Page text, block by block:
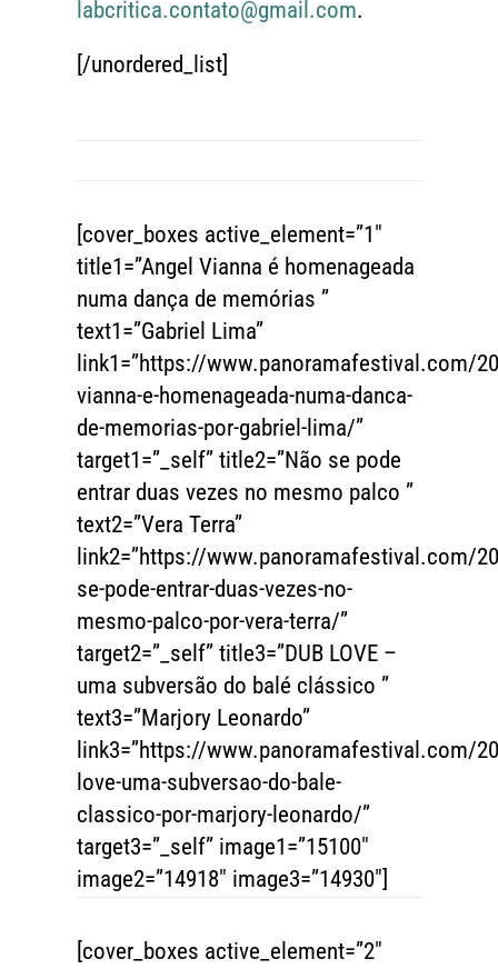
labcritica.contato@gmail.com.
[/unordered_list]
[cover_boxes active_element=”1″
title1=”Angel Vianna é homenageada
numa dança de memórias ”
text1=”Gabriel Lima”
link1=”https://www.panoramafestival.com/
vianna-e-homenageada-numa-danca-
de-memorias-por-gabriel-lima/”
target1=”_self” title2=”Não se pode
entrar duas vezes no mesmo palco ”
text2=”Vera Terra”
link2=”https://www.panoramafestival.com/
se-pode-entrar-duas-vezes-no-
mesmo-palco-por-vera-terra/”
target2=”_self” title3=”DUB LOVE –
uma subversão do balé clássico ”
text3=”Marjory Leonardo”
link3=”https://www.panoramafestival.com/
love-uma-subversao-do-bale-
classico-por-marjory-leonardo/”
target3=”_self” image1=”15100″
image2=”14918″ image3=”14930″]
[cover_boxes active_element=”2″